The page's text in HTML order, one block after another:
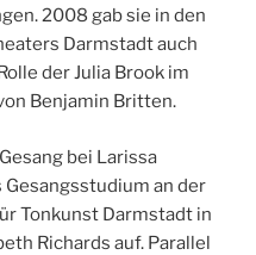
2008 gab sie in den
Darmstadt auch
der Julia Brook im
Benjamin Britten.
bei Larissa
an der
Tonkunst Darmstadt in
Richards auf. Parallel